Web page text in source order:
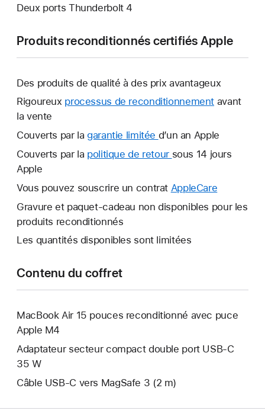
Deux ports Thunderbolt 4
Produits reconditionnés certifiés Apple
Des produits de qualité à des prix avantageux
Rigoureux processus de reconditionnement avant
la vente
Couverts par la garantie limitée Une
nouvelle
d’un an Apple
Couverts par la politique de retour Une
fenêtre
sous 14 jours
Apple
Vous pouvez souscrire un contrat AppleCare
nouvelle
Gravure et paquet-cadeau non disponibles pour les
produits reconditionnés
Les quantités disponibles sont limitées
Contenu du coffret
MacBook Air 15 pouces reconditionné avec puce
Apple M4
Adaptateur secteur compact double port USB-C
35 W
Câble USB-C vers MagSafe 3 (2 m)